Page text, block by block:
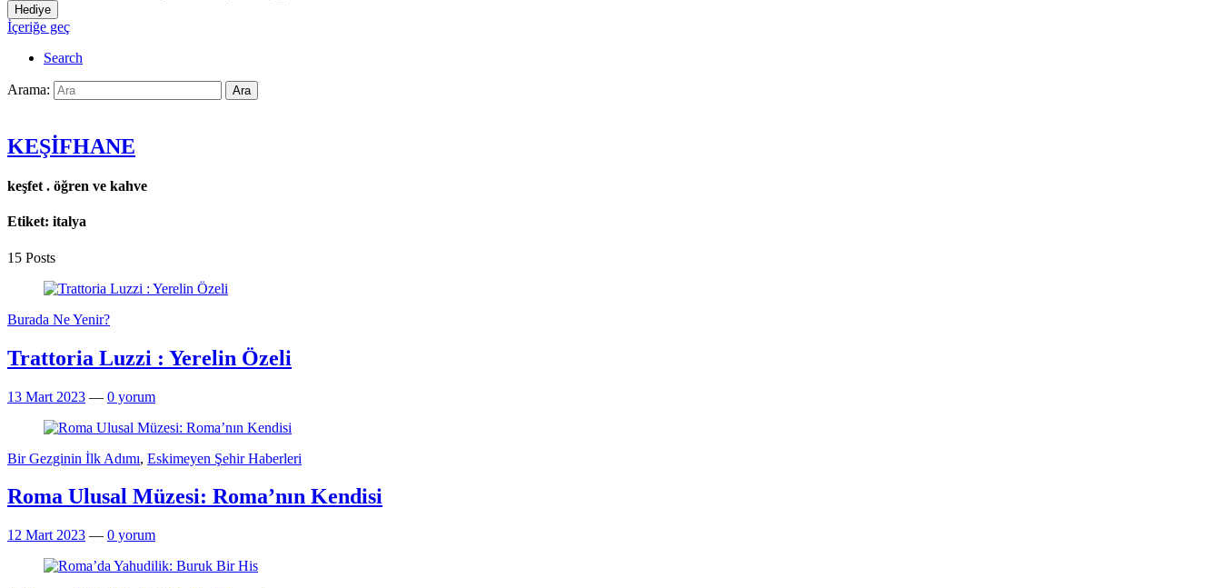
Hediye
İçeriğe geç
Search
Arama: Ara
KEŞİFHANE
keşfet . öğren ve kahve
Etiket: italya
15 Posts
Burada Ne Yenir?
Trattoria Luzzi : Yerelin Özeli
13 Mart 2023 — 0 yorum
Bir Gezginin İlk Adımı, Eskimeyen Şehir Haberleri
Roma Ulusal Müzesi: Roma’nın Kendisi
12 Mart 2023 — 0 yorum